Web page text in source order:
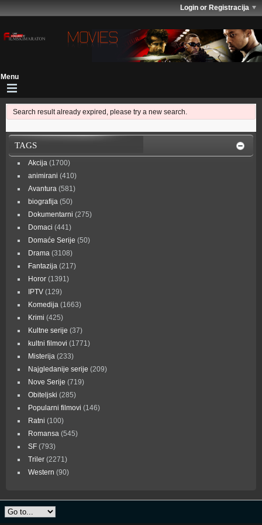
Login or Registracija
Search result already expired, please try a new search.
TAGS
Akcija (1700)
animirani (410)
Avantura (581)
biografija (50)
Dokumentarni (275)
Domaci (441)
Domaće Serije (50)
Drama (3108)
Fantazija (217)
Horor (1391)
IPTV (129)
Komedija (1663)
Krimi (425)
Kultne serije (37)
kultni filmovi (1771)
Misterija (233)
Najgledanije serije (209)
Nove Serije (719)
Obiteljski (285)
Popularni filmovi (146)
Ratni (100)
Romansa (545)
SF (793)
Triler (2271)
Western (90)